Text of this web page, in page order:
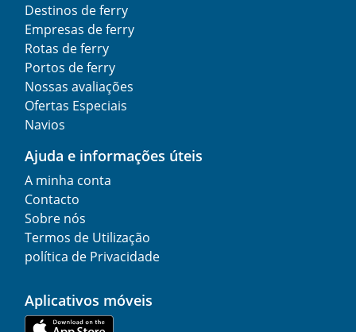
Destinos de ferry
Empresas de ferry
Rotas de ferry
Portos de ferry
Nossas avaliações
Ofertas Especiais
Navios
Ajuda e informações úteis
A minha conta
Contacto
Sobre nós
Termos de Utilização
política de Privacidade
Aplicativos móveis